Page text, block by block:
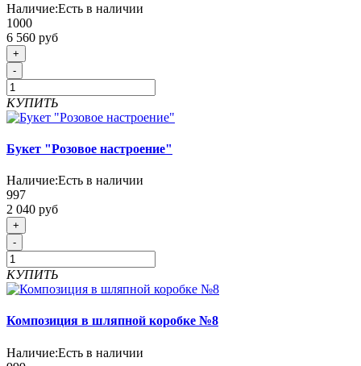
Наличие:Есть в наличии
1000
6 560 руб
+
-
КУПИТЬ
Букет "Розовое настроение"
Наличие:Есть в наличии
997
2 040 руб
+
-
КУПИТЬ
Композиция в шляпной коробке №8
Наличие:Есть в наличии